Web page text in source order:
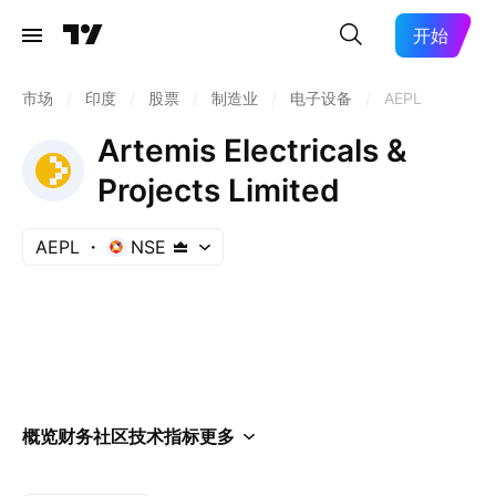
开始
市场 印度 股票 制造业 电子设备 AEPL
Artemis Electricals &
Projects Limited
AEPL NSE
概览财务社区技术指标更多